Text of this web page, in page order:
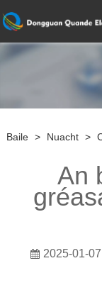
Baile > Nuacht >
An
2025-01-07